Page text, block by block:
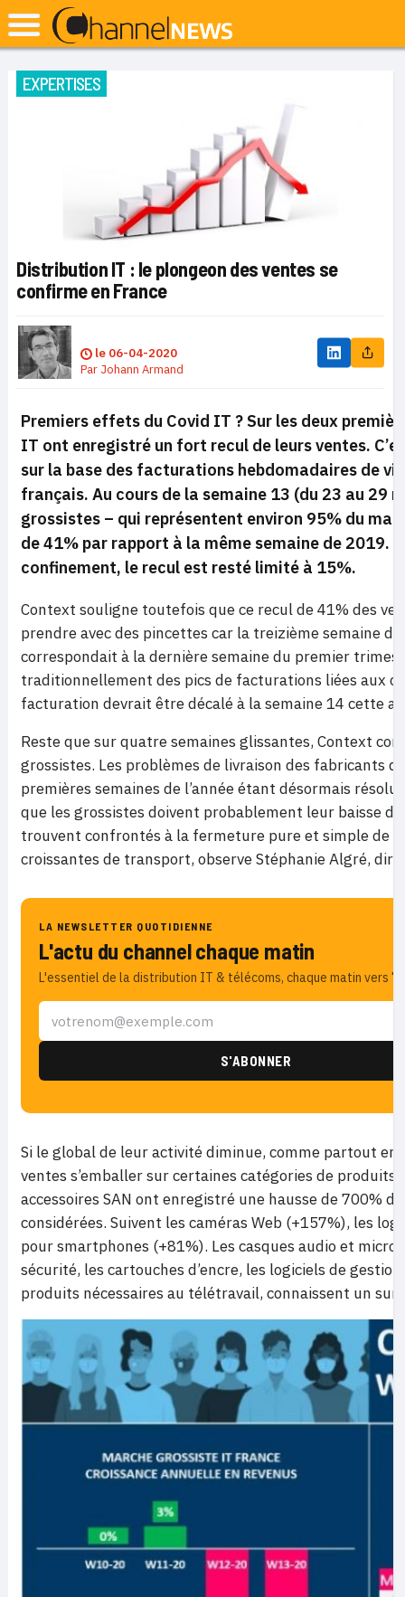
EXPERTISES
Distribution IT : le plongeon des ventes se
confirme en France
le 06-04-2020
Par Johann Armand
Premiers effets du Covid IT ? Sur les deux
IT ont enregistré un fort recul de leurs ventes.
sur la base des facturations hebdomadaires de
français. Au cours de la semaine 13 (du 23 au 29
grossistes – qui représentent environ 95% du
de 41% par rapport à la même semaine de 2019.
confinement, le recul est resté limité à 15%.
Context souligne toutefois que ce recul de 41% des
prendre avec des pincettes car la treizième semaine
correspondait à la dernière semaine du premier
traditionnellement des pics de facturations liées aux
facturation devrait être décalé à la semaine 14 cette
Reste que sur quatre semaines glissantes, Context
grossistes. Les problèmes de livraison des fabricants
premières semaines de l’année étant désormais
que les grossistes doivent probablement leur baisse
trouvent confrontés à la fermeture pure et simple de
croissantes de transport, observe Stéphanie Algré,
LA NEWSLETTER QUOTIDIENNE
L'actu du channel chaque matin
L'essentiel de la distribution IT & télécoms, chaque matin vers
Si le global de leur activité diminue, comme partout
ventes s’emballer sur certaines catégories de produits
accessoires SAN ont enregistré une hausse de 700%
considérées. Suivent les caméras Web (+157%), les
pour smartphones (+81%). Les casques audio et
sécurité, les cartouches d’encre, les logiciels de
produits nécessaires au télétravail, connaissent un